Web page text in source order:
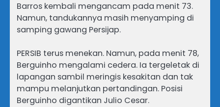
Barros kembali mengancam pada menit 73.
Namun, tandukannya masih menyamping di
samping gawang Persijap.
PERSIB terus menekan. Namun, pada menit 78,
Berguinho mengalami cedera. Ia tergeletak di
lapangan sambil meringis kesakitan dan tak
mampu melanjutkan pertandingan. Posisi
Berguinho digantikan Julio Cesar.